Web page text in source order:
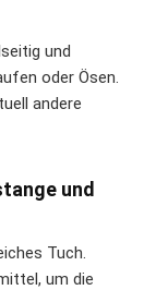
und
oder Ösen.
andere
und
Tuch.
um die